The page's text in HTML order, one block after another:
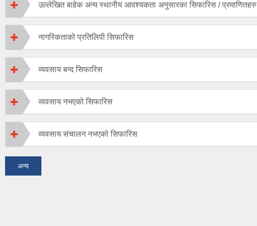
उल्लेखित बाहेक अन्य स्थानीय आवश्यकता अनुसारका सिफारिस / प्रमाणितहरु
नागरिकताको प्रतिलिपी सिफारिस
व्यवसाय बन्द सिफारिस
व्यवसाय नभएको सिफारिस
व्यवसाय संचालन नभएको सिफारिस
अन्य